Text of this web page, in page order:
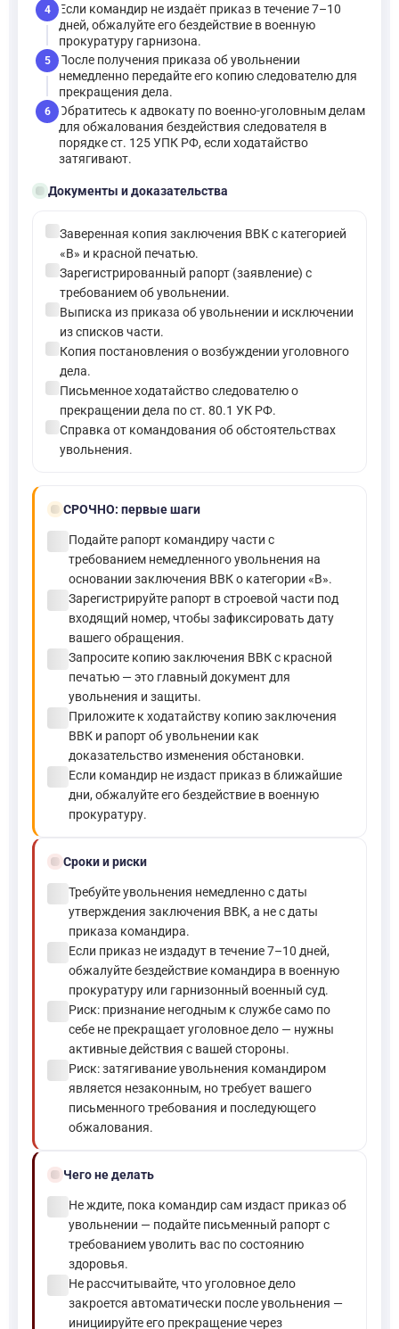
4
Если командир не издаёт приказ в течение 7–10
дней, обжалуйте его бездействие в военную
прокуратуру гарнизона.
5
После получения приказа об увольнении
немедленно передайте его копию следователю для
прекращения дела.
6
Обратитесь к адвокату по военно-уголовным делам
для обжалования бездействия следователя в
порядке ст. 125 УПК РФ, если ходатайство
затягивают.
folder_openДокументы и доказательства
check_circle
Заверенная копия заключения ВВК с категорией
«В» и красной печатью.
check_circle
Зарегистрированный рапорт (заявление) с
требованием об увольнении.
check_circle
Выписка из приказа об увольнении и исключении
из списков части.
check_circle
Копия постановления о возбуждении уголовного
дела.
check_circle
Письменное ходатайство следователю о
прекращении дела по ст. 80.1 УК РФ.
check_circle
Справка от командования об обстоятельствах
увольнения.
boltСРОЧНО: первые шаги
Подайте рапорт командиру части с
требованием немедленного увольнения на
основании заключения ВВК о категории «В».
Зарегистрируйте рапорт в строевой части под
входящий номер, чтобы зафиксировать дату
вашего обращения.
Запросите копию заключения ВВК с красной
печатью — это главный документ для
увольнения и защиты.
Приложите к ходатайству копию заключения
ВВК и рапорт об увольнении как
доказательство изменения обстановки.
Если командир не издаст приказ в ближайшие
дни, обжалуйте его бездействие в военную
прокуратуру.
schedule Сроки и риски
Требуйте увольнения немедленно с даты
утверждения заключения ВВК, а не с даты
приказа командира.
Если приказ не издадут в течение 7–10 дней,
обжалуйте бездействие командира в военную
прокуратуру или гарнизонный военный суд.
Риск: признание негодным к службе само по
себе не прекращает уголовное дело — нужны
активные действия с вашей стороны.
Риск: затягивание увольнения командиром
является незаконным, но требует вашего
письменного требования и последующего
обжалования.
block Чего не делать
Не ждите, пока командир сам издаст приказ об
увольнении — подайте письменный рапорт с
требованием уволить вас по состоянию
здоровья.
Не рассчитывайте, что уголовное дело
закроется автоматически после увольнения —
инициируйте его прекращение через